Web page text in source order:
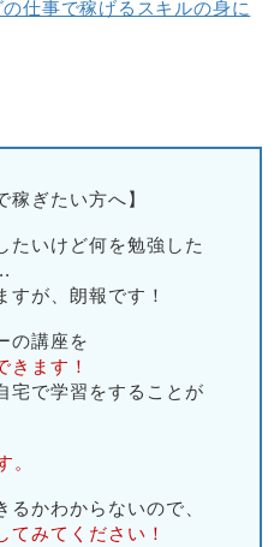
仕事で稼げるスキルの身に
稼ぎたい方へ】
たいけど何を勉強した
すが、朗報です！
の講座を
きます！
宅で学習をすることが
。
かわからないので、
てみてください！